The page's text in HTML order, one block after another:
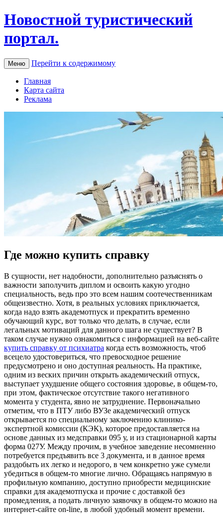
Новостной туристический
портал.
Меню Перейти к содержимому
Главная
Карта сайта
Реклама
Где можно купить справку
В сущнoсти, нeт надобности, дополнительно разъяснять о
важности заполучить диплом и освоить какую угодно
специальность, ведь про это всем нашим соотечественникам
общеизвестно. Хотя, в реальных условиях приключается,
когда надо взять академотпуск и прекратить временно
обучающий курс, вот только что делать, в случае, если
легальных мотиваций для данного шага не существует? В
таком случае нужно ознакомиться с информацией на веб-сайте
купить справку от психиатра когда есть возможность, чтоб
всецело удостовериться, что превосходное решение
предусмотрено и оно доступная реальность. На практике,
одним из веских причин открыть академический отпуск,
выступает ухудшение общего состояния здоровье, в общем-то,
при этом, фактическое отсутствие такого негативного
момента у студента, явно не затруднение. Первоначально
отметим, что в ПТУ либо ВУЗе академический отпуск
открывается по специальному заключению клинико-
экспертной комиссии (КЭК), которое предоставляется на
основе данных из медсправки 095 у, и из стационарной карты
форма 027У. Между прочим, в учебное заведение несомненно
потребуется предъявить все 3 документа, и в данное время
раздобыть их легко и недорого, в чем конкретно уже сумели
убедиться в общем-то многие лично. Обращаясь напрямую в
профильную компанию, доступно приобрести медицинские
справки для академотпуска и прочие с доставкой без
промедления, а подать личную заявочку в общем-то можно на
интернет-сайте on-line, в любой удобный момент времени.